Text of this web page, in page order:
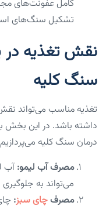
کامل عفونت‌های
تشکیل سنگ‌های
نقش تغذیه در
سنگ کلیه
تغذیه مناسب می‌تواند
داشته باشد. در این بخش
درمان سنگ کلیه
مصرف آب لیمو:آب
می‌تواند به
مصرف چای سبز: